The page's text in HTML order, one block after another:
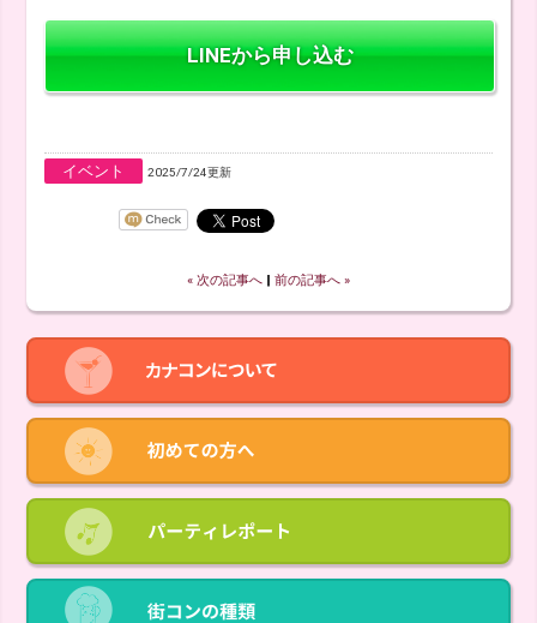
LINEから申し込む
イベント 2025/7/24更新
« 次の記事へ 前の記事へ »